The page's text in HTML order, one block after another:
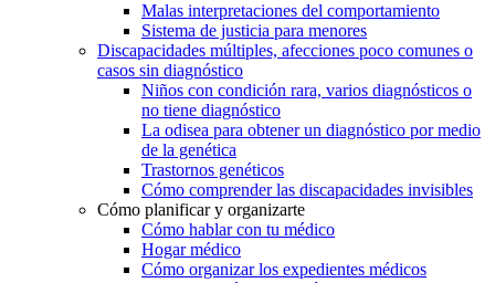
Malas interpretaciones del comportamiento
Sistema de justicia para menores
Discapacidades múltiples, afecciones poco comunes o
casos sin diagnóstico
Niños con condición rara, varios diagnósticos o
no tiene diagnóstico
La odisea para obtener un diagnóstico por medio
de la genética
Trastornos genéticos
Cómo comprender las discapacidades invisibles
Cómo planificar y organizarte
Cómo hablar con tu médico
Hogar médico
Cómo organizar los expedientes médicos